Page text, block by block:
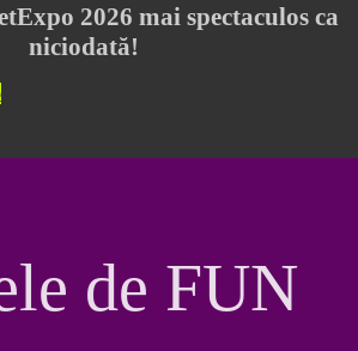
2026 mai spectaculos ca
niciodată!
de FUN